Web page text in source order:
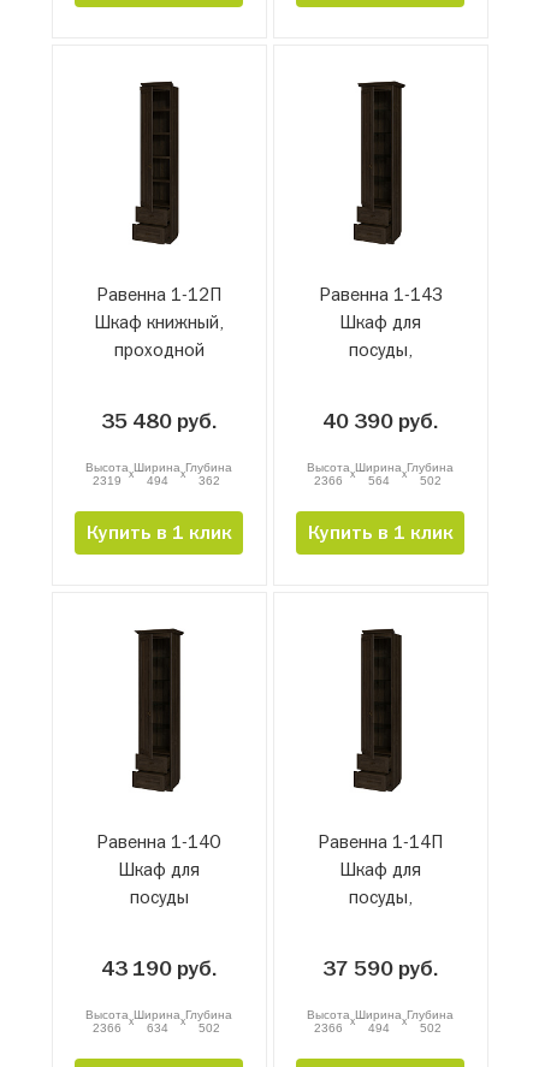
Равенна 1-12П
Шкаф книжный,
проходной
35 480 руб.
Высота
2319
xШирина
494
xГлубина
362
Купить в 1 клик
Равенна 1-14З
Шкаф для
посуды,
40 390 руб.
Высота
2366
xШирина
564
xГлубина
502
Купить в 1 клик
Равенна 1-14О
Шкаф для
посуды
43 190 руб.
Высота
2366
xШирина
634
xГлубина
502
Равенна 1-14П
Шкаф для
посуды,
37 590 руб.
Высота
2366
xШирина
494
xГлубина
502